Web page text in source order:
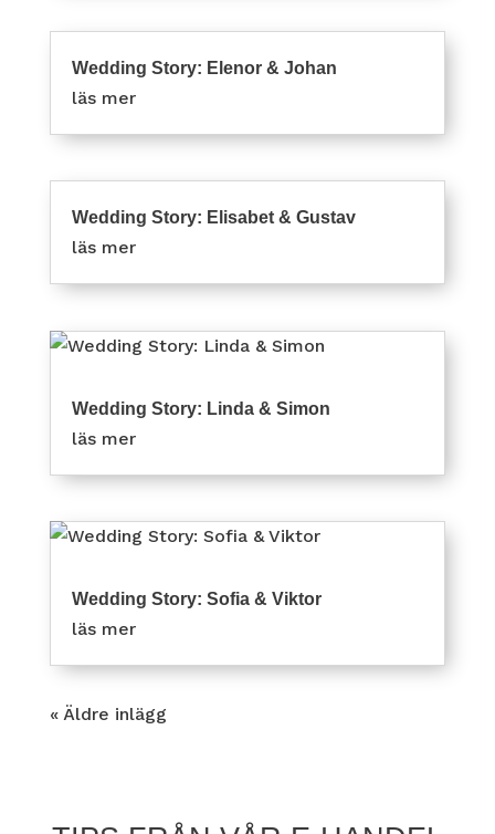
Wedding Story: Elenor & Johan
läs mer
Wedding Story: Elisabet & Gustav
läs mer
Wedding Story: Linda & Simon
läs mer
Wedding Story: Sofia & Viktor
läs mer
« Äldre inlägg